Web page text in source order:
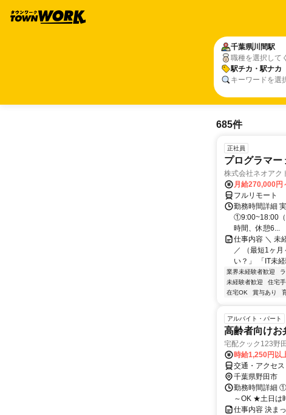
千葉県川間駅
職種を選択して
駅チカ・駅ナカ
キーワードを選
685件
正社員
プログラマー
株式会社ネオアク
月給270,000円
フルリモート
勤務時間詳細
①9:00~18:00（
時間、休憩6...
仕事内容 ＼ 未
／ （最短1ヶ
い？」 「IT未
業界未経験者歓迎
未経験者歓迎
住宅
在宅OK
賞与あり
アルバイト・パート
高齢者向けお
宅配クック123野
時給1,250円以
交通・アクセ
千葉県野田市
勤務時間詳細
～OK ★土日は
仕事内容 決ま